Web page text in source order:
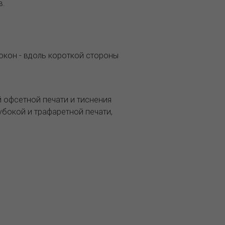
- вдоль короткой стороны
печати и тиснения
и трафаретной печати,